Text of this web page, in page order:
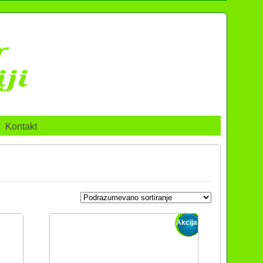
Kontakt
Akcija!